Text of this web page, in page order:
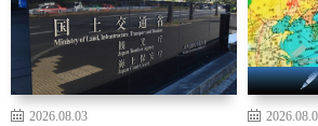
2026.08.03